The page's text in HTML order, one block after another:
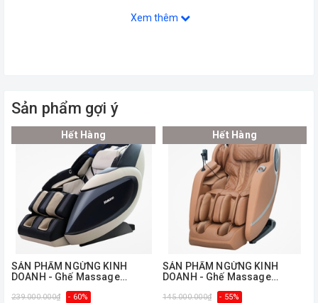
Xem thêm
Sản phẩm gợi ý
Hết Hàng
ㅤSẢN PHẨM NGỪNG KINH
DOANH - Ghế Massage
239.000.000₫ - 60%
Hết Hàng
ㅤSẢN PHẨM NGỪNG KINH
DOANH - Ghế Massage
145.000.000₫ - 55%